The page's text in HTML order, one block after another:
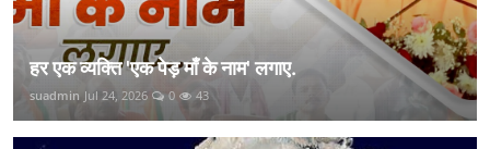
हर एक व्यक्ति 'एक पेड़ माँ के नाम' लगाए.
suadmin Jul 24, 2026 0 43